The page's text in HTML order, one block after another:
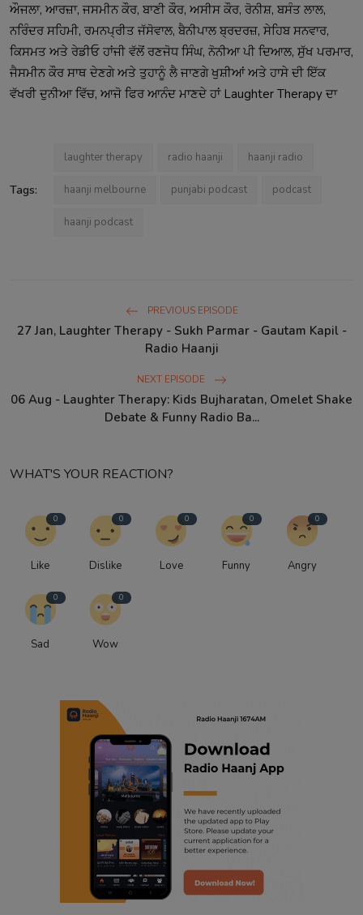
ਔਜਲਾ, ਆਰਜ਼ਾ, ਜਸਮੀਨ ਕੌਰ, ਬਾਣੀ ਕੌਰ, ਅਸੀਸ ਕੌਰ, ਰੋਨੀਸ਼, ਬਸੰਤ ਲਾਲ,
ਨਰਿੰਦਰ ਸਹਿਮੀ, ਰਮਨਪ੍ਰੀਤ ਜੱਸੋਵਾਲ, ਬੈਨੀਪਾਲ ਬ੍ਰਦਰਜ਼, ਸੇਹਿਬ ਸਨਵਾਰ,
ਕਿਸਮਤ ਅਤੇ ਰੇਡੀਓ ਹਾਂਜੀ ਵੱਲੋਂ ਰਣਜੋਧ ਸਿੰਘ, ਨੋਨੀਆ ਪੀ ਦਿਆਲ, ਸੁੱਖ ਪਰਮਾਰ,
ਜੈਸਮੀਨ ਕੌਰ ਸਾਥ ਦੇਣਗੇ ਅਤੇ ਤੁਹਾਨੂੰ ਲੈ ਜਾਣਗੇ ਖੁਸ਼ੀਆਂ ਅਤੇ ਹਾਸੇ ਦੀ ਇੱਕ
ਵੱਖਰੀ ਦੁਨੀਆ ਵਿੱਚ, ਆਜੋ ਫਿਰ ਆਨੰਦ ਮਾਣਦੇ ਹਾਂ Laughter Therapy ਦਾ
Tags:
laughter therapy radio haanji haanji radio
haanji melbourne punjabi podcast podcast
haanji podcast
PREVIOUS EPISODE
27 Jan, Laughter Therapy - Sukh Parmar - Gautam Kapil -
Radio Haanji
NEXT EPISODE
06 Aug - Laughter Therapy: Kids Bujharatan, Omelet Shake
Debate & Funny Radio Ba...
WHAT'S YOUR REACTION?
0
Like
0
Dislike
0
Love
0
Funny
0
Angry
0
Sad
0
Wow